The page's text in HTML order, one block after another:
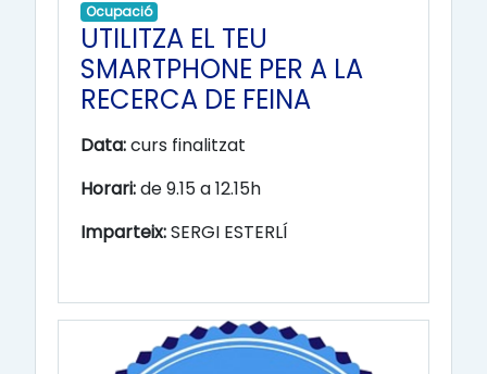
Ocupació
UTILITZA EL TEU
SMARTPHONE PER A LA
RECERCA DE FEINA
Data:curs finalitzat
Horari:de 9.15 a 12.15h
Imparteix:SERGI ESTERLÍ